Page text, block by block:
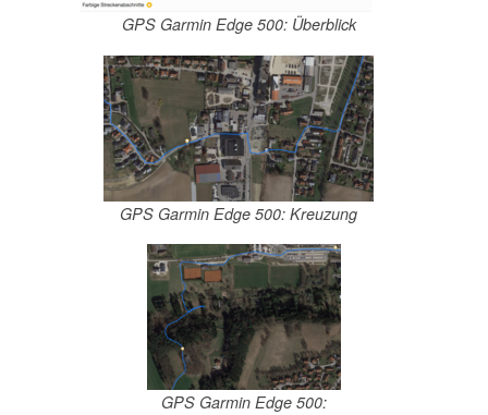
GPS Garmin Edge 500: Überblick
GPS Garmin Edge 500: Kreuzung
GPS Garmin Edge 500: